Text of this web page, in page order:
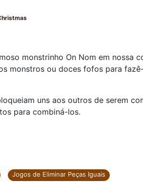
monstrinho On Nom em nossa
monstros ou doces fofos para
uns aos outros de serem
para combiná-los.
Jogos de Eliminar Peças Iguais